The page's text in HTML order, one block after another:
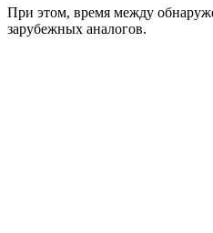
При этом, время между
зарубежных аналогов.